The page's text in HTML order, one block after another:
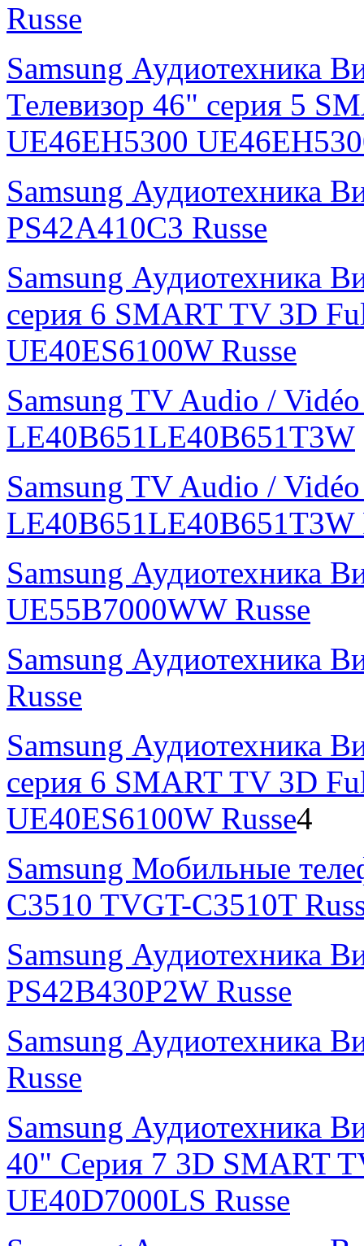
Russe
Samsung Аудиотехника
Телевизор 46" серия 5
UE46EH5300
Samsung Аудиотехника
PS42A410C3 Russe
Samsung Аудиотехника
серия 6 SMART TV 3D
UE40ES6100W Russe
Samsung TV Audio /
LE40B651LE40B651T3W
Samsung TV Audio /
LE40B651LE40B651T3W
Samsung Аудиотехника
UE55B7000WW Russe
Samsung Аудиотехника
Russe
Samsung Аудиотехника
серия 6 SMART TV 3D
UE40ES6100W Russe4
Samsung Мобильные
C3510 TVGT-C3510T
Samsung Аудиотехника
PS42B430P2W Russe
Samsung Аудиотехника
Russe
Samsung Аудиотехника
40" Серия 7 3D SMART
UE40D7000LS Russe